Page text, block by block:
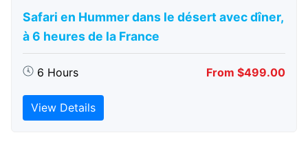
Safari en Hummer dans le désert avec dîner,
à 6 heures de la France
6 Hours From $499.00
View Details